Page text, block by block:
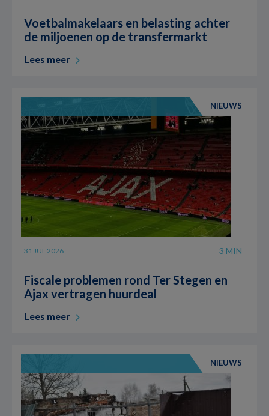
Voetbalmakelaars en belasting achter
de miljoenen op de transfermarkt
Lees meer
NIEUWS
31 JUL 2026 3 MIN
Fiscale problemen rond Ter Stegen en
Ajax vertragen huurdeal
Lees meer
NIEUWS